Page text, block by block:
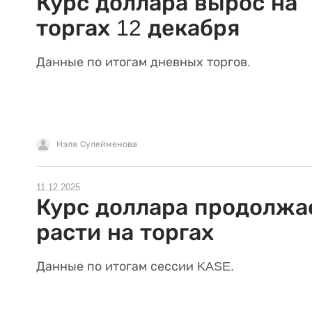
торгах 12 декабря
Данные по итогам дневных торгов.
Нэля Сулейменова
11.12.2025
Курс доллара
расти на торгах
Данные по итогам сессии KASE.